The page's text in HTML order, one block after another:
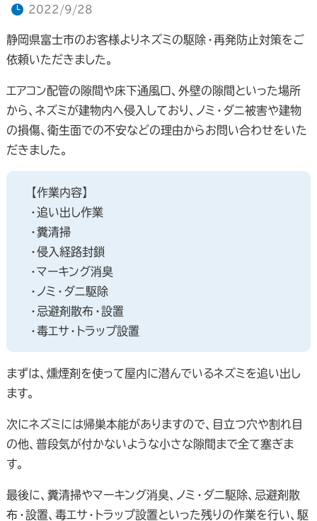
2022/9/28
静岡県富士市のお客様よりネズミの駆除・再発防止対策をご
依頼いただきました。
エアコン配管の隙間や床下通風口、外壁の隙間といった場所
から、ネズミが建物内へ侵入しており、ノミ・ダニ被害や建物
の損傷、衛生面での不安などの理由からお問い合わせをいた
だきました。
【作業内容】
・追い出し作業
・糞清掃
・侵入経路封鎖
・マーキング消臭
・ノミ・ダニ駆除
・忌避剤散布・設置
・毒エサ・トラップ設置
まずは、燻煙剤を使って屋内に潜んでいるネズミを追い出し
ます。
次にネズミには帰巣本能がありますので、目立つ穴や割れ目
の他、普段気が付かないような小さな隙間まで全て塞ぎま
す。
最後に、糞清掃やマーキング消臭、ノミ・ダニ駆除、忌避剤散
布・設置、毒エサ・トラップ設置といった残りの作業を行い、駆